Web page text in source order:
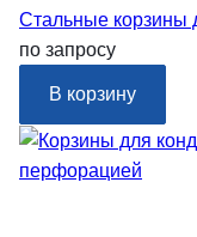
Стальные корзины
по запросу
В корзину